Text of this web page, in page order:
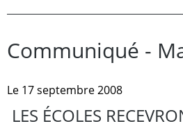
Communiqué -
Le 17 septembre 2008
LES ÉCOLES